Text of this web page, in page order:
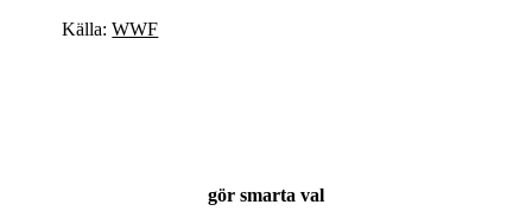
Källa:WWF
gör smarta val